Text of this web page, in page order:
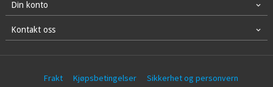
Din konto
Kontakt oss
Frakt Kjøpsbetingelser Sikkerhet og personvern